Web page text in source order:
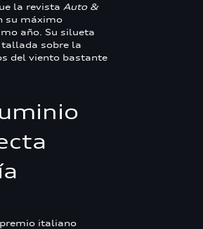
la revista Auto &
su máximo
año. Su silueta
tallada sobre la
del viento bastante
italiano